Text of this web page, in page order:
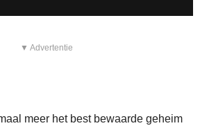
▼ Advertentie
meer het best bewaarde geheim